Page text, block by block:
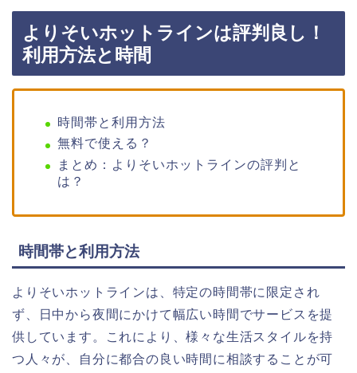
よりそいホットラインは評判良し！
利用方法と時間
時間帯と利用方法
無料で使える？
まとめ：よりそいホットラインの評判と
は？
時間帯と利用方法
よりそいホットラインは、特定の時間帯に限定され
ず、日中から夜間にかけて幅広い時間でサービスを提
供しています。これにより、様々な生活スタイルを持
つ人々が、自分に都合の良い時間に相談することが可